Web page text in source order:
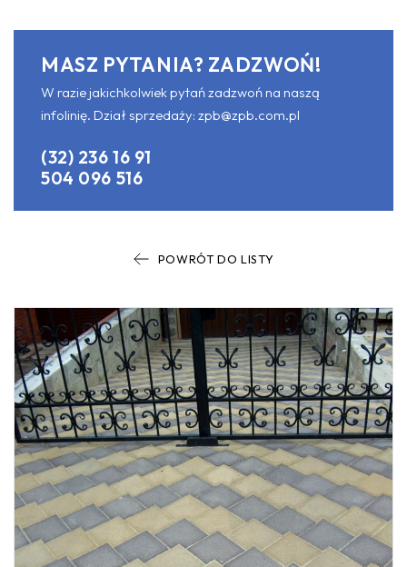
MASZ PYTANIA? ZADZWOŃ!
W razie jakichkolwiek pytań zadzwoń na naszą
infolinię. Dział sprzedaży: zpb@zpb.com.pl
(32) 236 16 91
504 096 516
POWRÓT DO LISTY